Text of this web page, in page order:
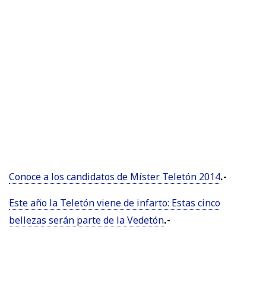
Conoce a los candidatos de Míster Teletón 2014.-
Este año la Teletón viene de infarto: Estas cinco
bellezas serán parte de la Vedetón.-